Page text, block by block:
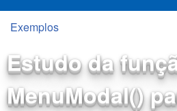
Você está aqui
Exemplos
Estudo da
MenuModal()